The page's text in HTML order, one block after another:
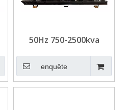
50Hz 750-2500kva
Générateur de diesel
industriel Mitsubishi /
PME pour centre de
enquête